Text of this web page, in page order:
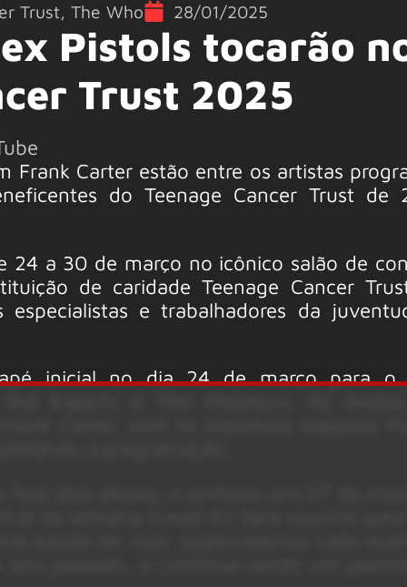
Trust, The Who 28/01/2025
Pistols tocarão
Trust 2025
Frank Carter estão entre os artistas
do Teenage Cancer Trust de
24 a 30 de março no icônico salão de
de caridade Teenage Cancer
especialistas e trabalhadores da
inicial no dia 24 de março para o
fará dois shows, o primeiro em 27 de
da semana (Level 42 dará suporte para